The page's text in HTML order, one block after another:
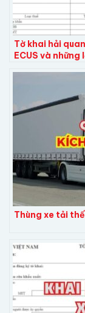
Tờ khai hải
ECUS và
Thùng xe tải